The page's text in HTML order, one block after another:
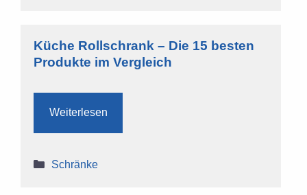
Küche Rollschrank – Die 15 besten
Produkte im Vergleich
Weiterlesen
Kategorien
Schränke